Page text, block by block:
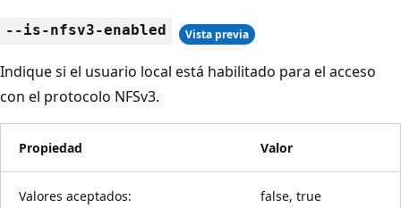
--is-nfsv3-enabled Vista previa
Indique si el usuario local está habilitado para el acceso
con el protocolo NFSv3.
Propiedad Valor
Valores aceptados: false, true